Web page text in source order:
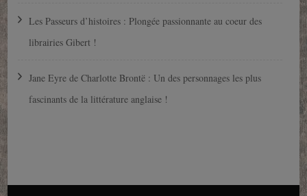
Les Passeurs d’histoires : Plongée passionnante au coeur des
librairies Gibert !
Jane Eyre de Charlotte Brontë : Un des personnages les plus
fascinants de la littérature anglaise !